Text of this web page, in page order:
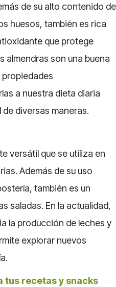
de su alto contenido de
huesos, también es rica
que protege
almendras son una buena
a nuestra dieta diaria
diversas maneras.
versátil que se utiliza en
Además de su uso
también es un
saladas. En la actualidad,
la producción de leches y
explorar nuevos
tus recetas y snacks